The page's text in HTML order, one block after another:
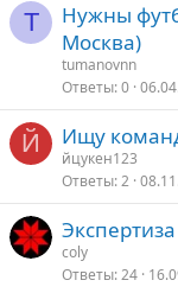
T
Нужны
Москва)
tumanovnn
Ответы 0
Й Ищу
йцукен123
Ответы 2
coly
Ответы 24